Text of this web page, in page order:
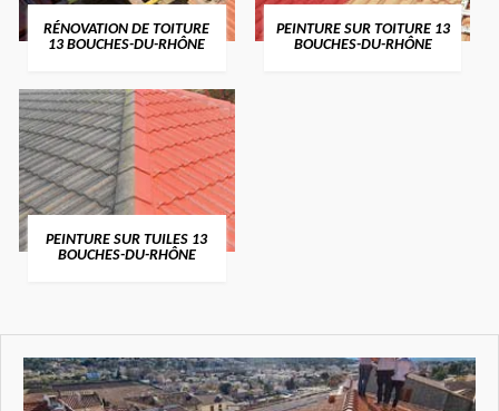
RÉNOVATION DE TOITURE
13 BOUCHES-DU-RHÔNE
PEINTURE SUR TOITURE 13
BOUCHES-DU-RHÔNE
PEINTURE SUR TUILES 13
BOUCHES-DU-RHÔNE